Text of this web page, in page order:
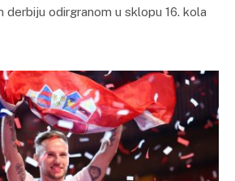
derbiju odirgranom u sklopu 16. kola